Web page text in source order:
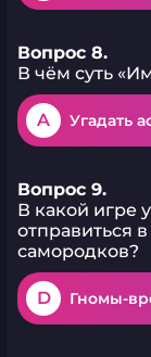
Вопрос 8.
В чём суть
A Угадать
Вопрос 9.
В какой игре
отправиться
самородков?
D Гномы-